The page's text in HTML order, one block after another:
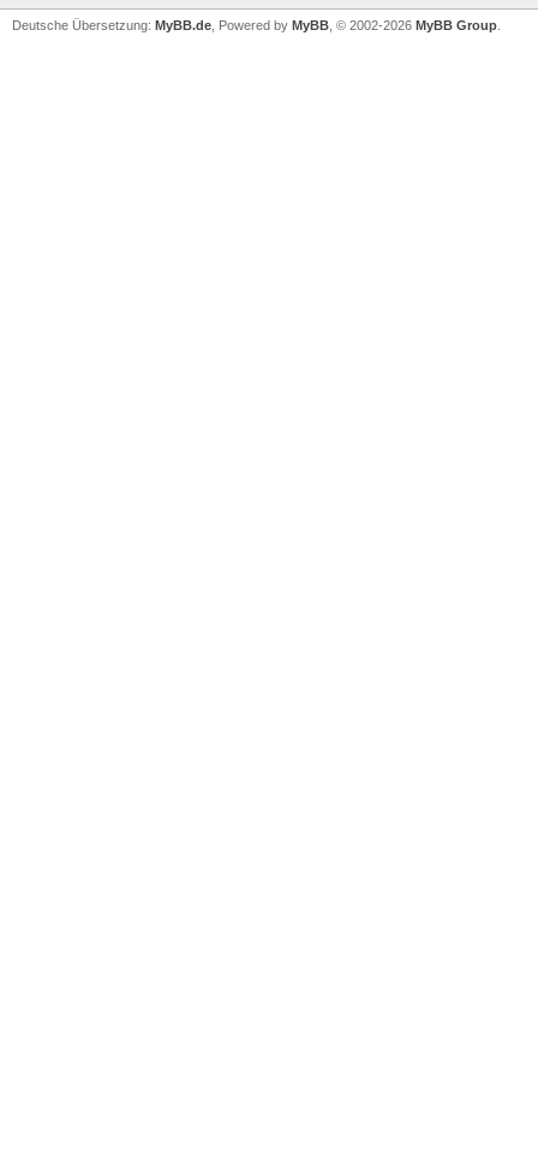
Deutsche Übersetzung: MyBB.de , Powered by MyBB , © 2002-2026 MyBB Group